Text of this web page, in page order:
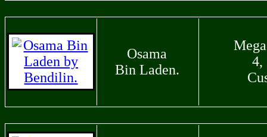
Osama
Bin Laden.
4,